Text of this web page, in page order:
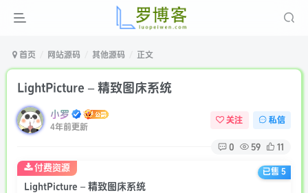
首页 网站源码 其他源码 正文
LightPicture – 精致图床系统
小罗
4年前更新
关注 私信
0 59 11
LightPicture – 精致图床系统
付费资源 已售 5